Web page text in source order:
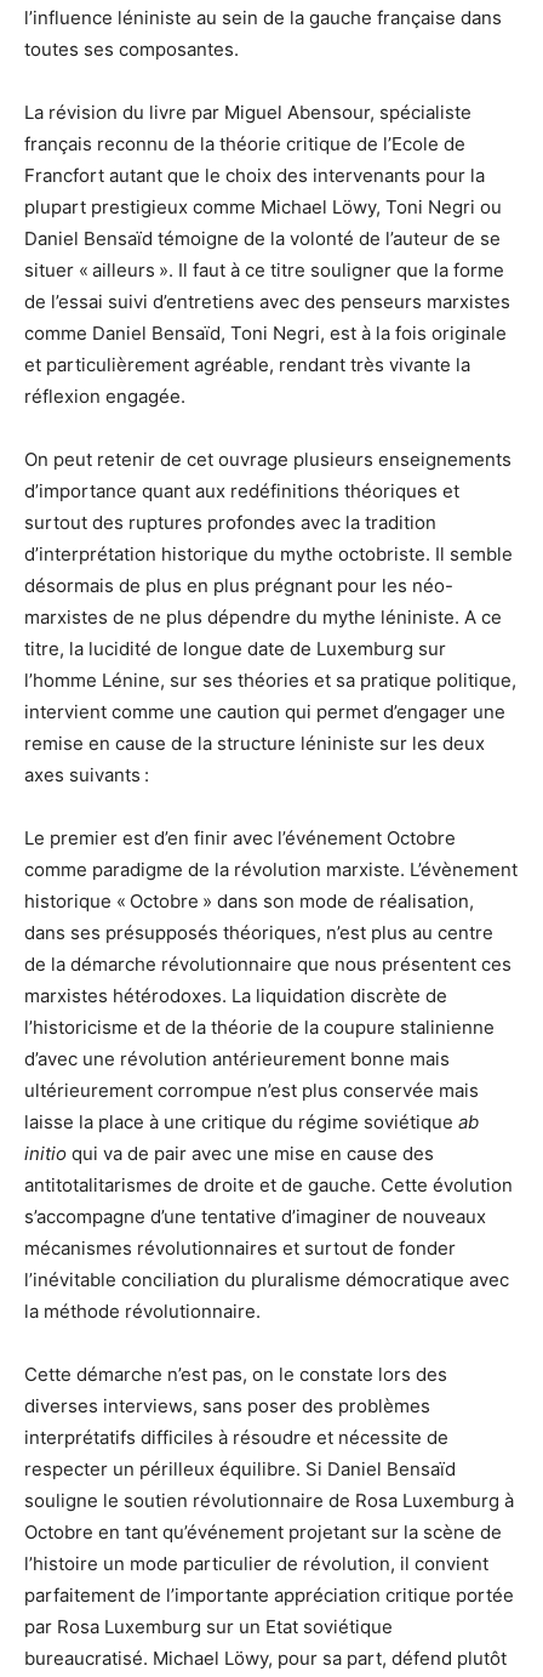
l’influence léniniste au sein de la gauche française dans
toutes ses composantes.
La révision du livre par Miguel Abensour, spécialiste
français reconnu de la théorie critique de l’Ecole de
Francfort autant que le choix des intervenants pour la
plupart prestigieux comme Michael Löwy, Toni Negri ou
Daniel Bensaïd témoigne de la volonté de l’auteur de se
situer « ailleurs ». Il faut à ce titre souligner que la forme
de l’essai suivi d’entretiens avec des penseurs marxistes
comme Daniel Bensaïd, Toni Negri, est à la fois originale
et particulièrement agréable, rendant très vivante la
réflexion engagée.
On peut retenir de cet ouvrage plusieurs enseignements
d’importance quant aux redéfinitions théoriques et
surtout des ruptures profondes avec la tradition
d’interprétation historique du mythe octobriste. Il semble
désormais de plus en plus prégnant pour les néo-
marxistes de ne plus dépendre du mythe léniniste. A ce
titre, la lucidité de longue date de Luxemburg sur
l’homme Lénine, sur ses théories et sa pratique politique,
intervient comme une caution qui permet d’engager une
remise en cause de la structure léniniste sur les deux
axes suivants :
Le premier est d’en finir avec l’événement Octobre
comme paradigme de la révolution marxiste. L’évènement
historique « Octobre » dans son mode de réalisation,
dans ses présupposés théoriques, n’est plus au centre
de la démarche révolutionnaire que nous présentent ces
marxistes hétérodoxes. La liquidation discrète de
l’historicisme et de la théorie de la coupure stalinienne
d’avec une révolution antérieurement bonne mais
ultérieurement corrompue n’est plus conservée mais
laisse la place à une critique du régime soviétique ab
initio qui va de pair avec une mise en cause des
antitotalitarismes de droite et de gauche. Cette évolution
s’accompagne d’une tentative d’imaginer de nouveaux
mécanismes révolutionnaires et surtout de fonder
l’inévitable conciliation du pluralisme démocratique avec
la méthode révolutionnaire.
Cette démarche n’est pas, on le constate lors des
diverses interviews, sans poser des problèmes
interprétatifs difficiles à résoudre et nécessite de
respecter un périlleux équilibre. Si Daniel Bensaïd
souligne le soutien révolutionnaire de Rosa Luxemburg à
Octobre en tant qu’événement projetant sur la scène de
l’histoire un mode particulier de révolution, il convient
parfaitement de l’importante appréciation critique portée
par Rosa Luxemburg sur un Etat soviétique
bureaucratisé. Michael Löwy, pour sa part, défend plutôt